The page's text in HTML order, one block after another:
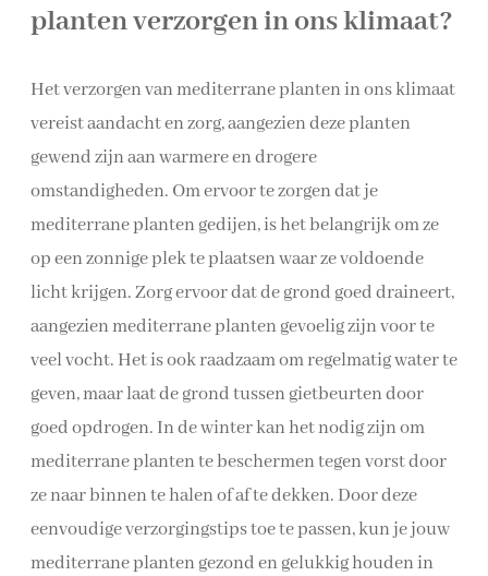
planten verzorgen in ons klimaat?
Het verzorgen van mediterrane planten in ons klimaat
vereist aandacht en zorg, aangezien deze planten
gewend zijn aan warmere en drogere
omstandigheden. Om ervoor te zorgen dat je
mediterrane planten gedijen, is het belangrijk om ze
op een zonnige plek te plaatsen waar ze voldoende
licht krijgen. Zorg ervoor dat de grond goed draineert,
aangezien mediterrane planten gevoelig zijn voor te
veel vocht. Het is ook raadzaam om regelmatig water te
geven, maar laat de grond tussen gietbeurten door
goed opdrogen. In de winter kan het nodig zijn om
mediterrane planten te beschermen tegen vorst door
ze naar binnen te halen of af te dekken. Door deze
eenvoudige verzorgingstips toe te passen, kun je jouw
mediterrane planten gezond en gelukkig houden in